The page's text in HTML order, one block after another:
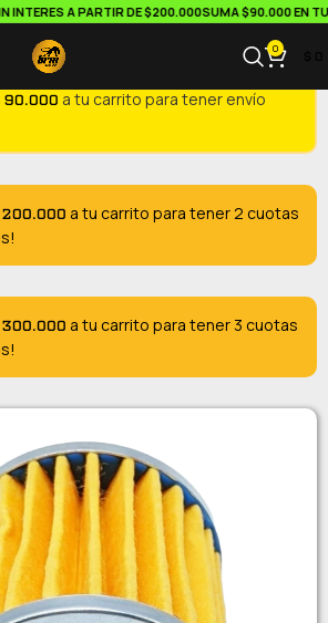
A PARTIR DE $200.000SUMA $90.000 EN TU
0
90.000 a tu carrito para tener envío
a tu carrito para tener 2 cuotas
a tu carrito para tener 3 cuotas